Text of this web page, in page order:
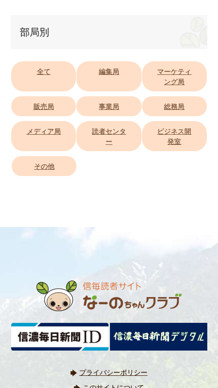
部局別
全て 編集局
マーケティ
ング局
販売局 事業局 総務局
メディア局
読者センタ
ー
ビジネス開
発室
その他
プライバシーポリシー